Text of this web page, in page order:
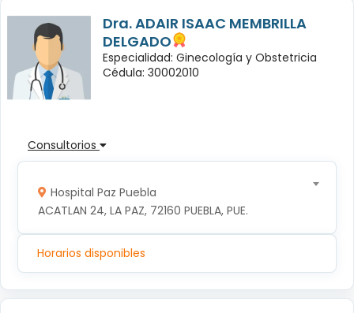
Dra. ADAIR ISAAC MEMBRILLA
DELGADO
Especialidad: Ginecología y Obstetricia
Cédula: 30002010
Consultorios
Hospital Paz Puebla
ACATLAN 24, LA PAZ, 72160 PUEBLA, PUE.
Horarios disponibles